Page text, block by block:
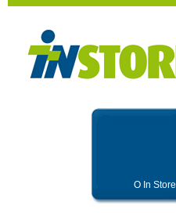
O In Store